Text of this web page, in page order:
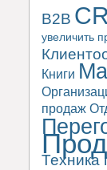
B2B
увеличить
Книги
продаж
Техника